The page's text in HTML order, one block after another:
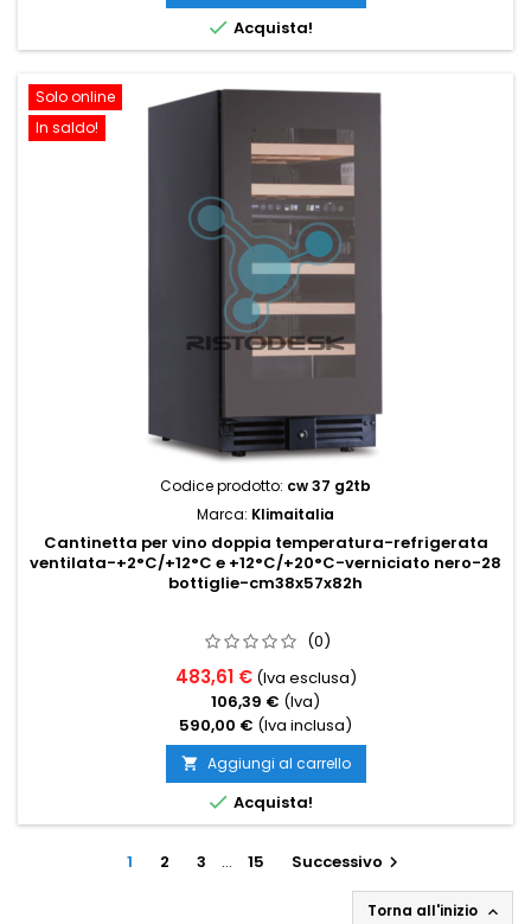
 Acquista!
Solo online
In saldo!
Codice prodotto: cw 37 g2tb
Marca: Klimaitalia
Cantinetta per vino doppia temperatura-refrigerata
ventilata-+2°C/+12°C e +12°C/+20°C-verniciato nero-28
bottiglie-cm38x57x82h
(0)
483,61 € (Iva esclusa)
106,39 € (Iva)
590,00 € (Iva inclusa)
 Aggiungi al carrello
 Acquista!
1 2 3 … 15 Successivo 
Torna all'inizio 